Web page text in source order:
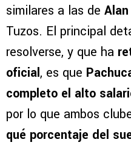
similares a las de
Tuzos. El principal
resolverse, y que ha
oficial, es que
completo el alto
por lo que ambos
qué porcentaje del